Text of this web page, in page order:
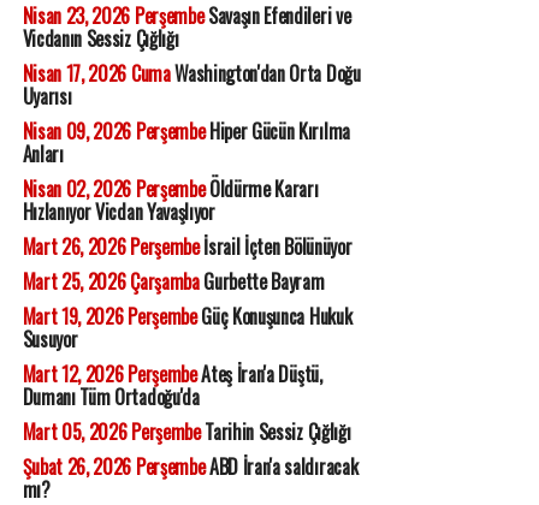
Nisan 23, 2026 PerşembeSavaşın Efendileri ve
Vicdanın Sessiz Çığlığı
Nisan 17, 2026 CumaWashington'dan Orta Doğu
Uyarısı
Nisan 09, 2026 PerşembeHiper Gücün Kırılma
Anları
Nisan 02, 2026 PerşembeÖldürme Kararı
Hızlanıyor Vicdan Yavaşlıyor
Mart 26, 2026 Perşembeİsrail İçten Bölünüyor
Mart 25, 2026 ÇarşambaGurbette Bayram
Mart 19, 2026 PerşembeGüç Konuşunca Hukuk
Susuyor
Mart 12, 2026 PerşembeAteş İran'a Düştü,
Dumanı Tüm Ortadoğu'da
Mart 05, 2026 PerşembeTarihin Sessiz Çığlığı
Şubat 26, 2026 PerşembeABD İran'a saldıracak
mı?